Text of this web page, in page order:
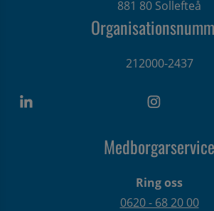
881 80 Sollefteå
212000-2437
Medborgarservice
Ring oss
0620 - 68 20 00